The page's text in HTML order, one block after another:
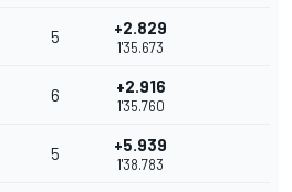
5 +2.829
1'35.673
6 +2.916
1'35.760
5 +5.939
1'38.783